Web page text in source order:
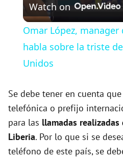
l
a
i
Watch on
Omar López,
habla sobre la triste
Unidos
Se debe tener en cuenta
telefónica o prefijo
para las llamadas
Liberia. Por lo que si se
teléfono de este país, se